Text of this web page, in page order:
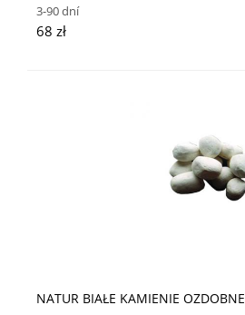
3-90 dní
68 zł
NATUR BIAŁE KAMIENIE OZDOBNE